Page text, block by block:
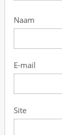
Naam
E-mail
Site